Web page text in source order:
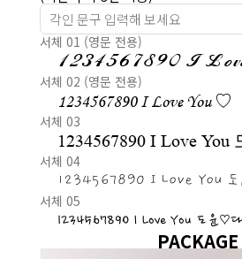
서체 01 (영문 전용)
1234567890 I
서체 02 (영문 전용)
1234567890 I Love You ♡
서체 03
1234567890 I Love
서체 04
1234567890 I Love You 도
서체 05
1234567890 I Love You 도윤♡다
PACKAGE